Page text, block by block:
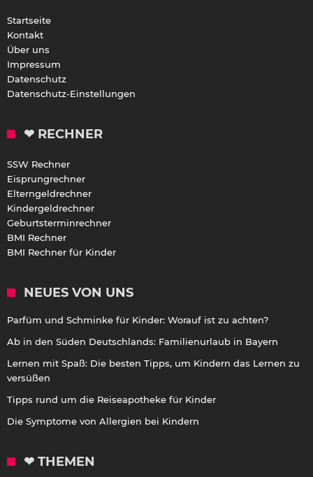
Startseite
Kontakt
Über uns
Impressum
Datenschutz
Datenschutz-Einstellungen
❤ RECHNER
SSW Rechner
Eisprungrechner
Elterngeldrechner
Kindergeldrechner
Geburtsterminrechner
BMI Rechner
BMI Rechner für Kinder
NEUES VON UNS
Parfüm und Schminke für Kinder: Worauf ist zu achten?
Ab in den Süden Deutschlands: Familienurlaub in Bayern
Lernen mit Spaß: Die besten Tipps, um Kindern das Lernen zu
versüßen
Tipps rund um die Reiseapotheke für Kinder
Die Symptome von Allergien bei Kindern
❤ THEMEN